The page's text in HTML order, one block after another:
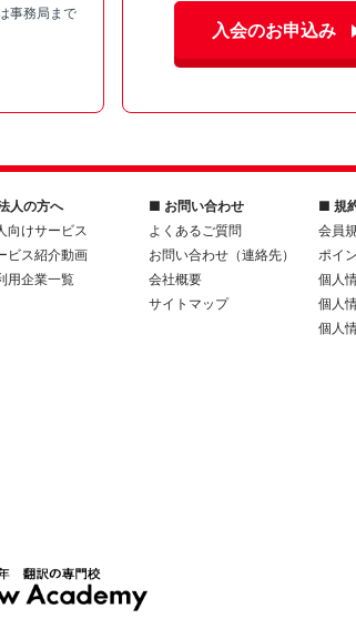
事務局まで
入会のお申込み
人の方へ
向けサービス
ビス紹介動画
用企業一覧
■ お問い合わせ
よくあるご質問
お問い合わせ（連絡先）
会社概要
サイトマップ
■ 規
会員
ポイ
個人
個人
個人